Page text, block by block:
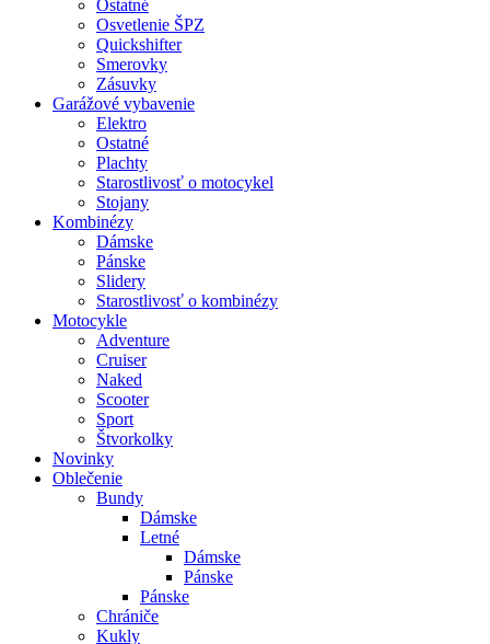
Ostatné
Osvetlenie ŠPZ
Quickshifter
Smerovky
Zásuvky
Garážové vybavenie
Elektro
Ostatné
Plachty
Starostlivosť o motocykel
Stojany
Kombinézy
Dámske
Pánske
Slidery
Starostlivosť o kombinézy
Motocykle
Adventure
Cruiser
Naked
Scooter
Sport
Štvorkolky
Novinky
Oblečenie
Bundy
Dámske
Letné
Dámske
Pánske
Pánske
Chrániče
Kukly